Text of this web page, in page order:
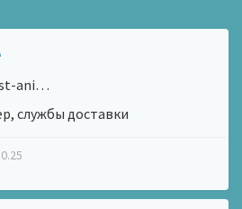
ani…
службы доставки